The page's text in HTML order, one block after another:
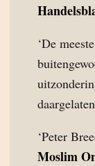
‘De
‘Peter
Moslim